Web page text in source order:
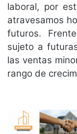
laboral, por
atravesamos
futuros.
sujeto a
las ventas
rango de